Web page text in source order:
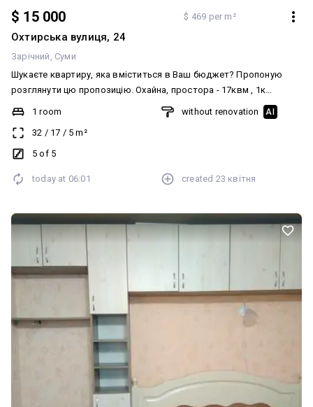
$ 15 000 $ 469 per m²
Охтирська вулиця, 24
Зарічний Суми
Шукаєте квартиру, яка вміститься в Ваш бюджет? Пропоную
розглянути цю пропозицію. Охайна, простора - 17квм , 1к
квартира на 5 поверсі. Дах в порядку. Стан жила косметика,
вікна - дерево, балкон застеклений. Залишається все, що на
фото. Євідновлення працюємо. І найголовніше - без комісії для
покупця! Цікаво? Дзвоніть! Записуйтесь на перегляд!
1 room
32 / 17 / 5 m²
5 of 5
without renovation AI
today at 06:01 created 23 квітня